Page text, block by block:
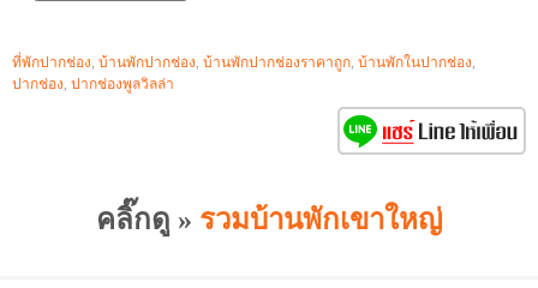
ที่พักปากช่อง, บ้านพักปากช่อง, บ้านพักปากช่องราคาถูก, บ้านพักในปากช่อง,
ปากช่อง, ปากช่องพูลวิลล่า
คลิ๊กดู » รวมบ้านพักเขาใหญ่